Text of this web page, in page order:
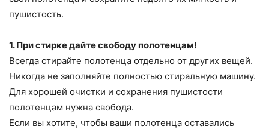
пушистость.
1. При стирке дайте свободу полотенцам!
Всегда стирайте полотенца отдельно от других вещей.
Никогда не заполняйте полностью стиральную машину.
Для хорошей очистки и сохранения пушистости
полотенцам нужна свобода.
Если вы хотите, чтобы ваши полотенца оставались